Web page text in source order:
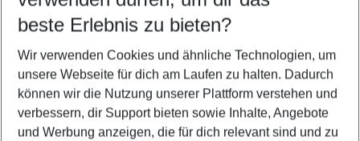
5-8 Nächte
2 Erwachsene Keine Kinder
Mehr Filter anzeigen
beste Erlebnis zu bieten?
Wir verwenden Cookies und ähnliche Technologien, um
unsere Webseite für dich am Laufen zu halten. Dadurch
können wir die Nutzung unserer Plattform verstehen und
verbessern, dir Support bieten sowie Inhalte, Angebote
und Werbung anzeigen, die für dich relevant sind und zu